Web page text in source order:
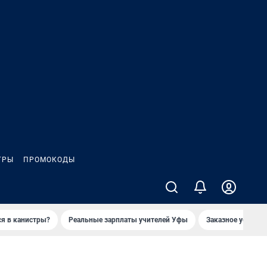
ПРОМОКОДЫ
в канистры? Реальные зарплаты учителей Уфы Заказное